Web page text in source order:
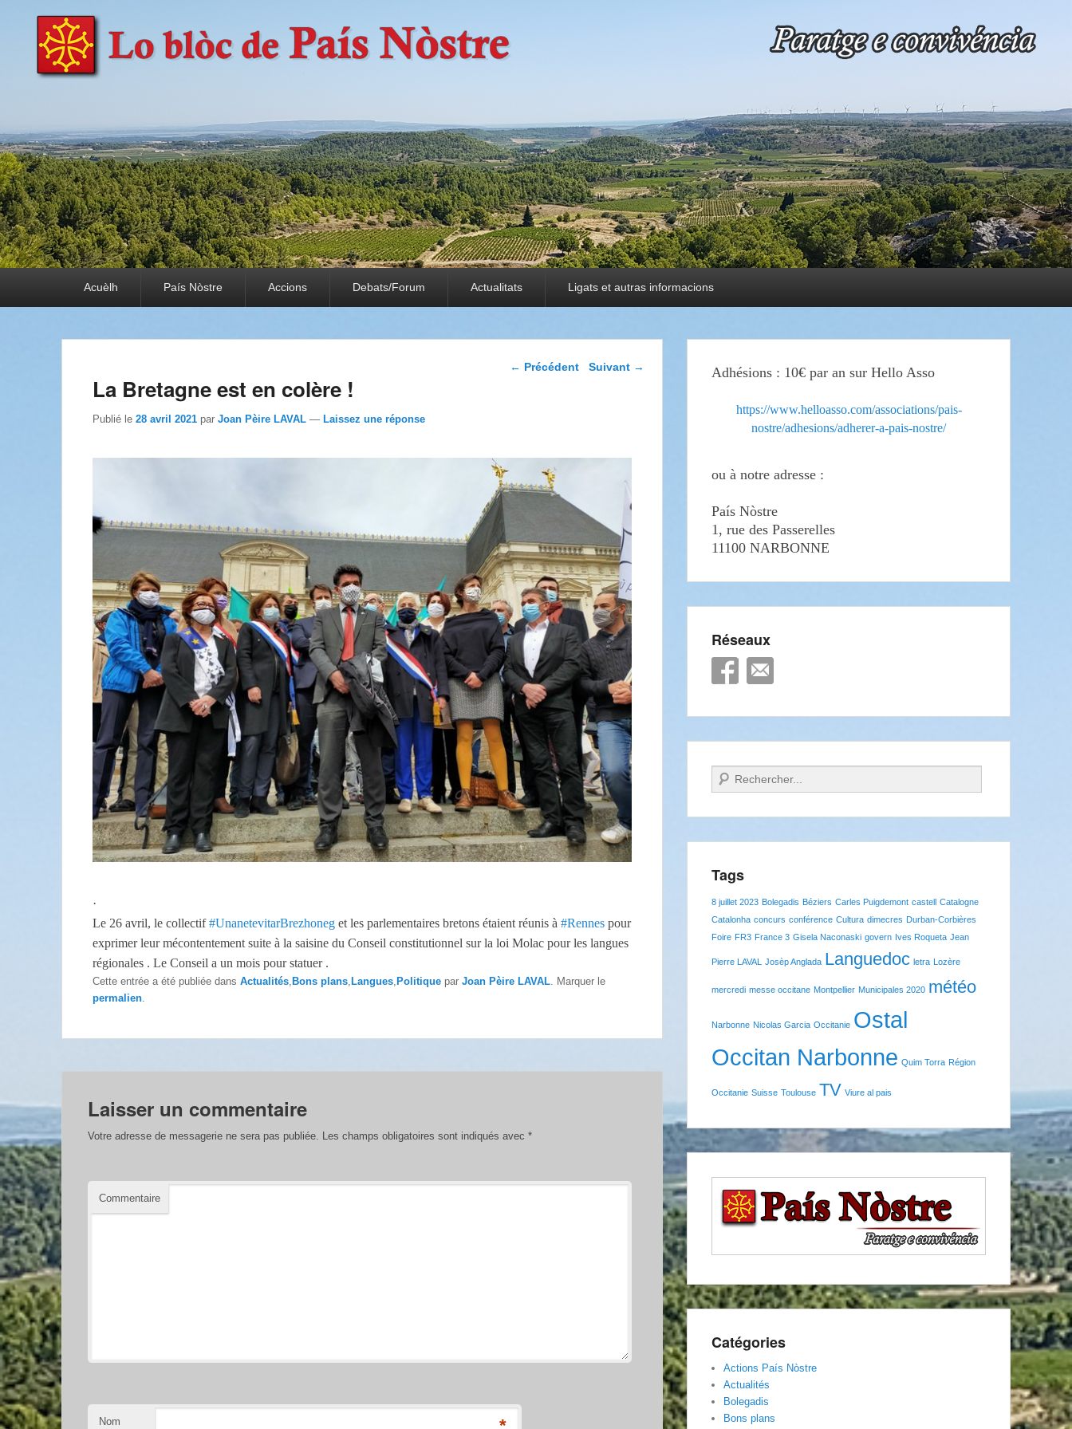
País Nòstre
Paratge e Convivència
Acuèlh País Nòstre Accions Debats/Forum Actualitats Ligats et autras informacions
Navigation dans les
← Précédent Suivant →
La Bretagne est en colère !
Publié le 28 avril 2021 par Joan Pèire LAVAL — Laissez une réponse
·
Le 26 avril, le collectif#UnanetevitarBrezhoneg et les parlementaires bretons étaient réunis à #Rennes pour
exprimer leur mécontentement suite à la saisine du Conseil constitutionnel sur la loi Molac pour les langues
régionales . Le Conseil a un mois pour statuer .
Cette entrée a été publiée dans Actualités Bons plans Langues Politique par Joan Pèire LAVAL . Marquer le
permalien
Laisser un commentaire
Votre adresse de messagerie ne sera pas publiée. Les champs obligatoires sont indiqués avec *
Commentaire
Nom
Adhésions : 10€ par an sur Hello Asso
https://www.helloasso.com/associations/pais-
nostre/adhesions/adherer-a-pais-nostre/
ou à notre adresse :
País Nòstre
1, rue des Passerelles
11100 NARBONNE
Réseaux
Recherche
Tags
8 juillet 2023 Bolegadis Béziers Carles Puigdemont castell Catalogne
Catalonha concurs conférence Cultura dimecres Durban-Corbières
Foire FR3 France 3 Gisela Naconaski govern Ives Roqueta Jean
Pierre LAVAL Josèp Anglada Languedoc letra Lozère
mercredi messe occitane Montpellier Municipales 2020 météo
Narbonne Nicolas Garcia Occitanie Ostal
Occitan Narbonne Quim Torra Région
Occitanie Suisse Toulouse TV Viure al pais
Catégories
Actions País Nòstre
Actualités
Bolegadis
Bons plans